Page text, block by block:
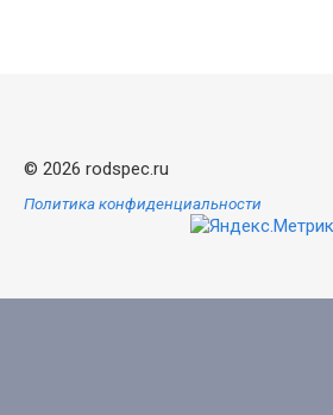
© 2026 rodspec.ru
Политика конфиденциальности